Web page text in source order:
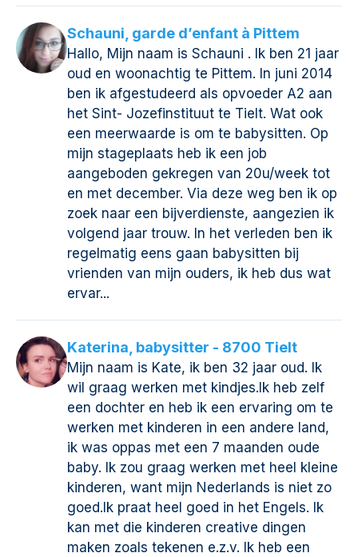
Schauni, garde d’enfant à Pittem
Hallo, Mijn naam is Schauni . Ik ben 21 jaar
oud en woonachtig te Pittem. In juni 2014
ben ik afgestudeerd als opvoeder A2 aan
het Sint- Jozefinstituut te Tielt. Wat ook
een meerwaarde is om te babysitten. Op
mijn stageplaats heb ik een job
aangeboden gekregen van 20u/week tot
en met december. Via deze weg ben ik op
zoek naar een bijverdienste, aangezien ik
volgend jaar trouw. In het verleden ben ik
regelmatig eens gaan babysitten bij
vrienden van mijn ouders, ik heb dus wat
ervar...
Katerina, babysitter - 8700 Tielt
Mijn naam is Kate, ik ben 32 jaar oud. Ik
wil graag werken met kindjes.Ik heb zelf
een dochter en heb ik een ervaring om te
werken met kinderen in een andere land,
ik was oppas met een 7 maanden oude
baby. Ik zou graag werken met heel kleine
kinderen, want mijn Nederlands is niet zo
goed.Ik praat heel goed in het Engels. Ik
kan met die kinderen creative dingen
maken zoals tekenen e.z.v. Ik heb een